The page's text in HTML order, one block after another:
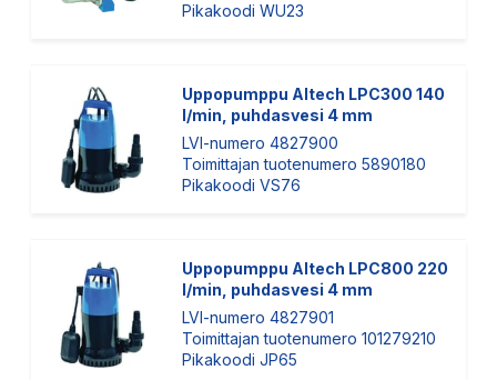
Pikakoodi WU23
Uppopumppu Altech LPC300 140
l/min, puhdasvesi 4 mm
LVI-numero 4827900
Toimittajan tuotenumero 5890180
Pikakoodi VS76
Uppopumppu Altech LPC800 220
l/min, puhdasvesi 4 mm
LVI-numero 4827901
Toimittajan tuotenumero 101279210
Pikakoodi JP65